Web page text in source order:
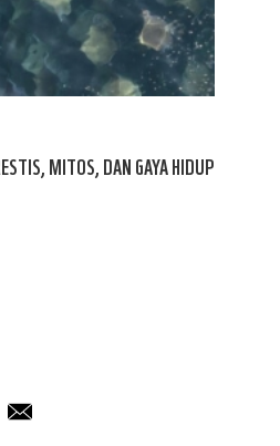
MITOS, DAN GAYA HIDUP